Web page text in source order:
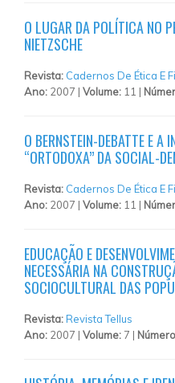
O LUGAR DA POLÍTICA NO
NIETZSCHE
Revista: Cadernos De Ética E
Ano: 2007 | Volume: 11 |
O BERNSTEIN-DEBATTE E A
“ORTODOXA” DA SOCIAL-
Revista: Cadernos De Ética E
Ano: 2007 | Volume: 11 |
EDUCAÇÃO E
NECESSÁRIA NA
SOCIOCULTURAL DAS
Revista:Revista Tellus
Ano: 2007 | Volume: 7 |